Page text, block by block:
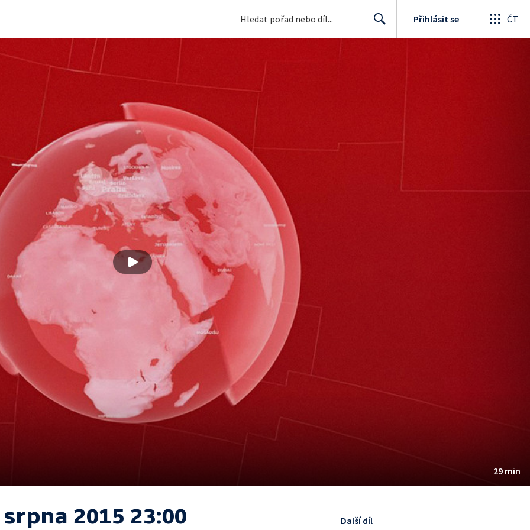
Přihlásit se ČT
29 min
srpna 2015 23:00 Další díl